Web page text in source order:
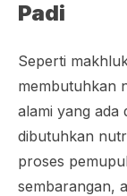
Padi
Seperti
membutuhkan
alami yang ada
dibutuhkan
proses
sembarangan,